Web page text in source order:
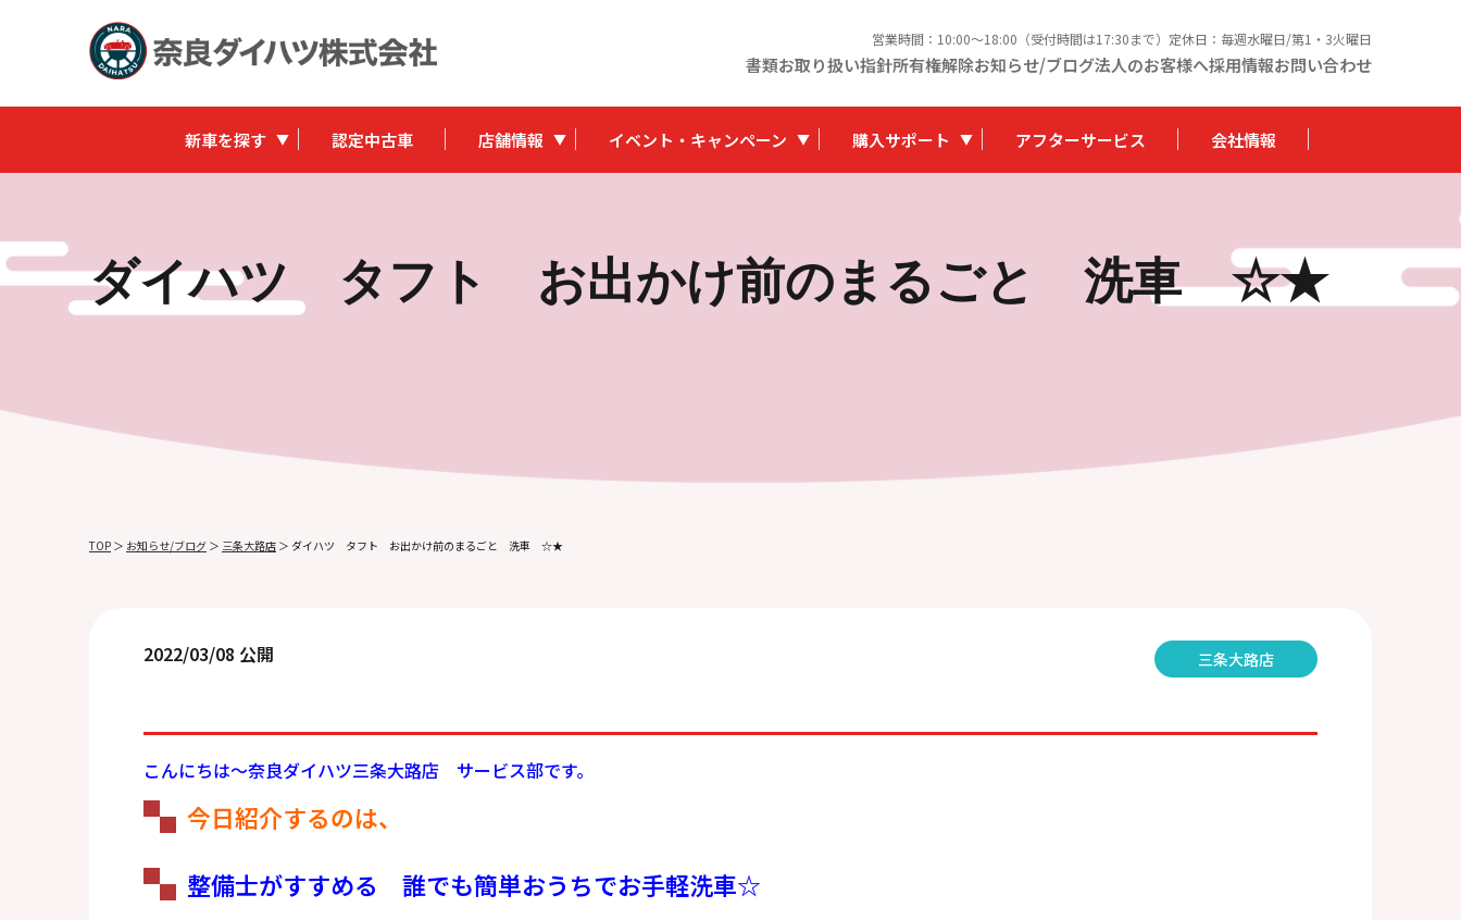
営業時間：10:00〜18:00（受付時間は17:30まで）定休日：毎週水曜日/第1・3火曜日
書類お取り扱い指針所有権解除お知らせ/ブログ法人のお客様へ採用情報お問い合わせ
新車を探す 認定中古車 店舗情報 イベント・キャンペーン 購入サポート アフターサービス 会社情報
ダイハツ タフト お出かけ前のまるごと 洗車 ☆★
TOP ＞ お知らせ/ブログ ＞ 三条大路店 ＞ ダイハツ タフト お出かけ前のまるごと 洗車 ☆★
2022/03/08 公開 三条大路店
こんにちは～奈良ダイハツ三条大路店 サービス部です。
今日紹介するのは、
整備士がすすめる 誰でも簡単おうちでお手軽洗車☆